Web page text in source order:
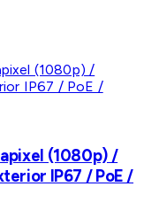
(1080p) /
IP67 / PoE /